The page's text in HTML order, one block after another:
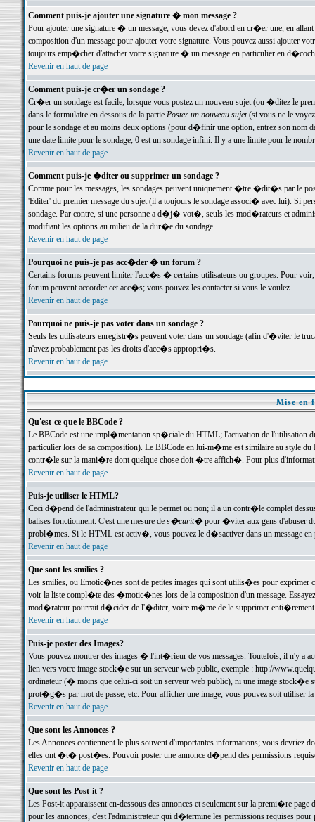
Comment puis-je ajouter une signature � mon message ?
Pour ajouter une signature � un message, vous devez d'abord en cr�er une, en
composition d'un message pour ajouter votre signature. Vous pouvez aussi ajouter
toujours emp�cher d'attacher votre signature � un message en particulier en
Revenir en haut de page
Comment puis-je cr�er un sondage ?
Cr�er un sondage est facile; lorsque vous postez un nouveau sujet (ou �ditez le
dans le formulaire en dessous de la partie Poster un nouveau sujet(si vous ne le voyez
pour le sondage et au moins deux options (pour d�finir une option, entrez son nom
une date limite pour le sondage; 0 est un sondage infini. Il y a une limite pour le
Revenir en haut de page
Comment puis-je �diter ou supprimer un sondage ?
Comme pour les messages, les sondages peuvent uniquement �tre �dit�s par le
'Editer' du premier message du sujet (il a toujours le sondage associ� avec lui). Si
sondage. Par contre, si une personne a d�j� vot�, seuls les mod�rateurs et
modifiant les options au milieu de la dur�e du sondage.
Revenir en haut de page
Pourquoi ne puis-je pas acc�der � un forum ?
Certains forums peuvent limiter l'acc�s � certains utilisateurs ou groupes. Pour
forum peuvent accorder cet acc�s; vous pouvez les contacter si vous le voulez.
Revenir en haut de page
Pourquoi ne puis-je pas voter dans un sondage ?
Seuls les utilisateurs enregistr�s peuvent voter dans un sondage (afin d'�viter le
n'avez probablement pas les droits d'acc�s appropri�s.
Revenir en haut de page
Mise en
Qu'est-ce que le BBCode ?
Le BBCode est une impl�mentation sp�ciale du HTML; l'activation de l'utilisation
particulier lors de sa composition). Le BBCode en lui-m�me est similaire au style
contr�le sur la mani�re dont quelque chose doit �tre affich�. Pour plus
Revenir en haut de page
Puis-je utiliser le HTML?
Ceci d�pend de l'administrateur qui le permet ou non; il a un contr�le complet
balises fonctionnent. C'est une mesure de s�curit�pour �viter aux gens d'abuser
probl�mes. Si le HTML est activ�, vous pouvez le d�sactiver dans un message en
Revenir en haut de page
Que sont les smilies ?
Les smilies, ou Emotic�nes sont de petites images qui sont utilis�es pour exprimer
voir la liste compl�te des �motic�nes lors de la composition d'un message.
mod�rateur pourrait d�cider de l'�diter, voire m�me de le supprimer
Revenir en haut de page
Puis-je poster des Images?
Vous pouvez montrer des images � l'int�rieur de vos messages. Toutefois, il n'y a
lien vers votre image stock�e sur un serveur web public, exemple : http://
ordinateur (� moins que celui-ci soit un serveur web public), ni une image stock�e
prot�g�s par mot de passe, etc. Pour afficher une image, vous pouvez soit
Revenir en haut de page
Que sont les Annonces ?
Les Annonces contiennent le plus souvent d'importantes informations; vous devriez
elles ont �t� post�es. Pouvoir poster une annonce d�pend des permissions
Revenir en haut de page
Que sont les Post-it ?
Les Post-it apparaissent en-dessous des annonces et seulement sur la premi�re
pour les annonces, c'est l'administrateur qui d�termine les permissions requises pour